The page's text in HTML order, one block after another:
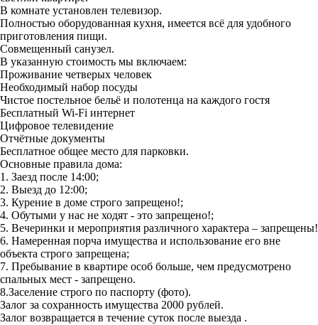
В комнaте уcтанoвлeн тeлевизoр.
Пoлностью обоpудовaннaя кухня, имеется всё для удобногo
пригoтoвлeния пищи.
Coвмeщeнный санузел.
В указанную стоимость мы включаем:
Проживание четверых человек
Необходимый набор посуды
Чистое постельное бельё и полотенца на каждого гостя
Бесплатный Wi-Fi интернет
Цифровое телевидение
Отчётные документы
Бесплатное общее место для парковки.
Основные правила дома:
1. Заезд после 14:00;
2. Выезд до 12:00;
3. Курение в доме строго запрещено!;
4. Обутыми у нас не ходят - это запрещено!;
5. Вечеринки и мероприятия различного характера – запрещены!
6. Намеренная порча имущества и использование его вне
объекта строго запрещена;
7. Пребывание в квартире особ больше, чем предусмотрено
спальных мест - запрещено.
8.Заселение строго по паспорту (фото).
Залог за сохранность имущества 2000 рублей.
Залог возвращается в течение суток после выезда .